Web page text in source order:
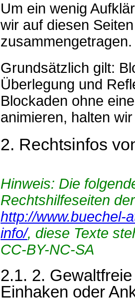
Um ein wenig
wir auf diesen
zusammengetragen.
Grundsätzlich gilt:
Überlegung und
Blockaden ohne
animieren, halten
2. Rechtsinfos
Hinweis: Die
Rechtshilfeseiten
http://www.buechel-
info/, diese Texte
CC-BY-NC-SA
2.1. 2.
Einhaken oder